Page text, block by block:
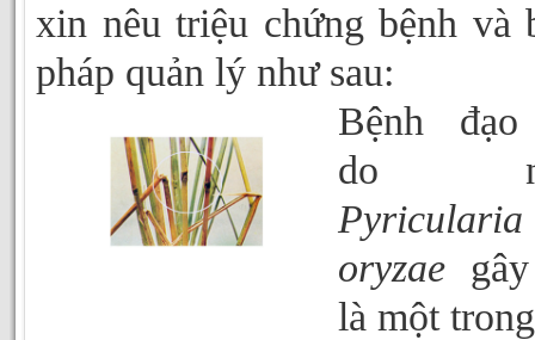
xin nêu triệu chứng bệnh và
pháp quản lý như sau:
Bệnh
do
Pyricularia
oryzae
là một